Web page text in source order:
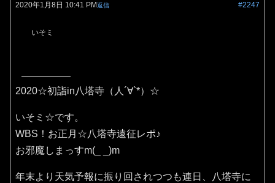
2020年1月8日 10:41 PM #2247
返信
いそミ
2020☆初詣in八塔寺（人´∀`*）☆
いそミ☆です。
WBS！お正月☆八塔寺遠征レポ♪
お邪魔しまっすm(_ _)m
年末より天気予報に振り回されつつも連日、八塔寺に